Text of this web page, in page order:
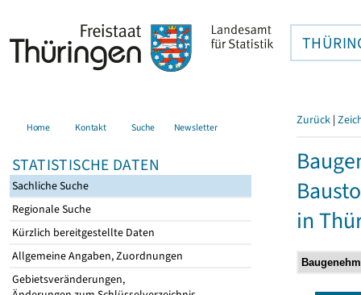
Home Kontakt Suche Newsletter
STATISTISCHE DATEN
Sachliche Suche
Regionale Suche
Kürzlich bereitgestellte Daten
Allgemeine Angaben, Zuordnungen
Gebietsveränderungen,
Zurück |
in